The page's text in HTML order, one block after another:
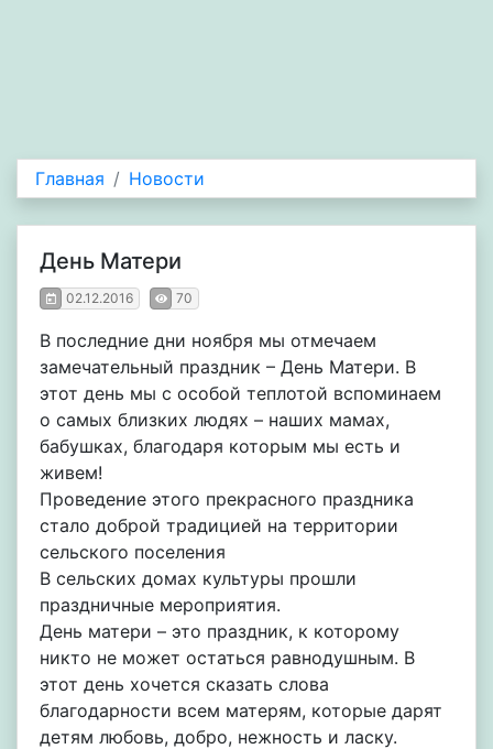
Главная Новости
День Матери
02.12.2016 70
В последние дни ноября мы отмечаем
замечательный праздник – День Матери. В
этот день мы с особой теплотой вспоминаем
о самых близких людях – наших мамах,
бабушках, благодаря которым мы есть и
живем!
Проведение этого прекрасного праздника
стало доброй традицией на территории
сельского поселения
В сельских домах культуры прошли
праздничные мероприятия.
День матери – это праздник, к которому
никто не может остаться равнодушным. В
этот день хочется сказать слова
благодарности всем матерям, которые дарят
детям любовь, добро, нежность и ласку.